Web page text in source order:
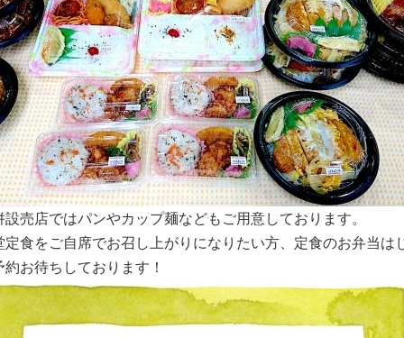
設売店ではパンやカップ麺などもご用意しております。
定食をご自席でお召し上がりになりたい方、定食のお弁当は
約お待ちしております！